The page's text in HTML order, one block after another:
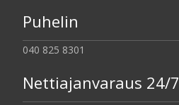
Puhelin
040 825 8301
Nettiajanvaraus 24/7